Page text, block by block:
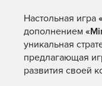
Настольная игра «
дополнением «
уникальная
предлагающая
развития своей